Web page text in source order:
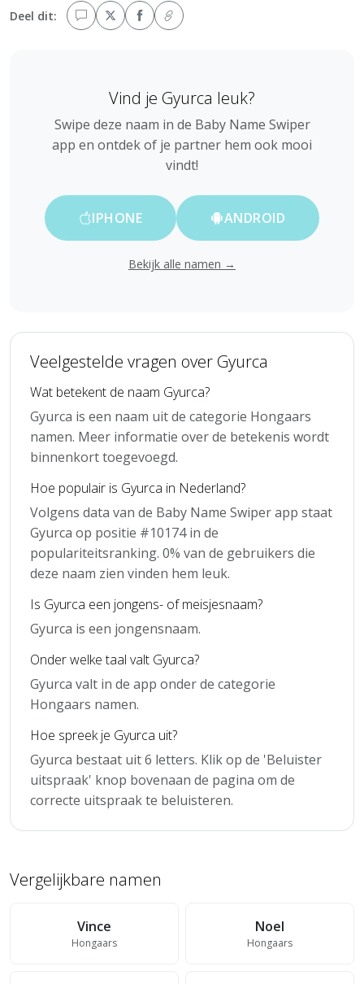
Deel dit:
Vind je Gyurca leuk?
Swipe deze naam in de Baby Name Swiper
app en ontdek of je partner hem ook mooi
vindt!
IPHONE ANDROID
Bekijk alle namen →
Veelgestelde vragen over Gyurca
Wat betekent de naam Gyurca?
Gyurca is een naam uit de categorie Hongaars
namen. Meer informatie over de betekenis wordt
binnenkort toegevoegd.
Hoe populair is Gyurca in Nederland?
Volgens data van de Baby Name Swiper app staat
Gyurca op positie #10174 in de
populariteitsranking. 0% van de gebruikers die
deze naam zien vinden hem leuk.
Is Gyurca een jongens- of meisjesnaam?
Gyurca is een jongensnaam.
Onder welke taal valt Gyurca?
Gyurca valt in de app onder de categorie
Hongaars namen.
Hoe spreek je Gyurca uit?
Gyurca bestaat uit 6 letters. Klik op de 'Beluister
uitspraak' knop bovenaan de pagina om de
correcte uitspraak te beluisteren.
Vergelijkbare namen
Vince
Hongaars
Noel
Hongaars